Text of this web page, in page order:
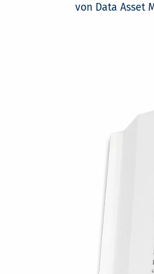
von Data Asset